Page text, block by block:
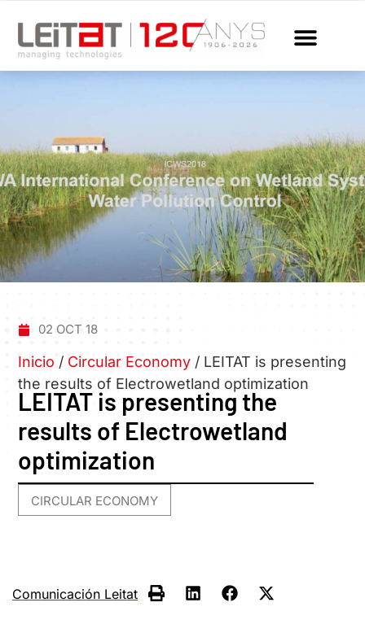
02 OCT 18
Inicio / Circular Economy / LEITAT is presenting
the results of Electrowetland optimization
LEITAT is presenting the
results of Electrowetland
optimization
CIRCULAR ECONOMY
Comunicación Leitat